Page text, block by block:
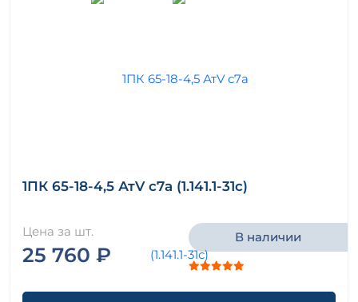
1ПК 65-18-4,5 АтV с7а (1.141.1-31с)
Цена за шт.
25 760 ₽
В наличии